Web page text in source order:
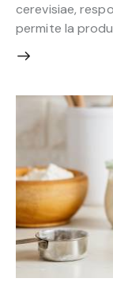
cerevisiae,
permite la